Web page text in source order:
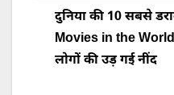
दुनिया की 10 सबसे
Movies in the
लोगों की उड़ गई नींद